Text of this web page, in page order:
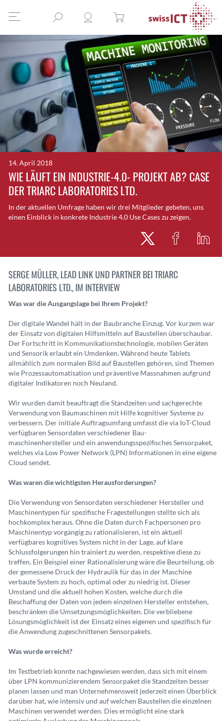
14. April 2018
WIE LÄUFT EIN INDUSTRIE-4.0- PROJEKT AB? CASE
DER TRIARC LABORATORIES LTD.
In der aktuellen Umfrage haben wir drei Mitglieder gebeten, uns
einen Einblick in konkrete Industrie 4.0 Use Cases zu zeigen.
SERGE MÜLLER, LEAD LINK UND PARTNER BEI TRIARC
LABORATORIES LTD., IM INTERVIEW
Was war die Ausgangslage bei Ihrem Projekt?
Der digitale Wandel hält in der Baubranche Einzug. Vor kurzem war
der Einsatz von digitalen Hilfsmitteln auf Baustellen überschaubar.
Der Fortschritt in Kommunikationstechnologie, mobilen Geräten
und Sensorik erlaubt ein Umdenken. Während heute Tablets
allmählich zum normalen Bild auf Baustellen gehören, sind Themen
wie Prozessautomatisation und präventive Massnahmen aufgrund
digitaler Indikatoren noch Neuland.
Wir wurden damit beauftragt die Standzeiten und sachgerechte
Verwendung von Baumaschinen mit Hilfe kognitiver Systeme zu
verbessern. Der initiale Auftragsumfang umfasst die via IoT-Cloud
verfügbaren Sensordaten verschiedener Bau-
maschinenhersteller und ein anwendungsspezifisches Sensorpaket,
welches via Low Power Network (LPN) Informationen in eine eigene
Cloud sendet.
Was waren die wichtigsten Herausforderungen?
Die Verwendung von Sensordaten verschiedener Hersteller und
Maschinentypen für spezifische Fragestellungen stellte sich als
hochkomplex heraus. Ohne die Daten durch Fachpersonen pro
Maschinentyp vorgängig zu rationalisieren, ist ein aktuell
verfügbares kognitives System nicht in der Lage, auf klare
Schlussfolgerungen hin trainiert zu werden, respektive diese zu
treffen. Ein Beispiel einer Rationalisierung wäre die Beurteilung, ob
der gemessene Druck der Hydraulik für das in der Maschine
verbaute System zu hoch, optimal oder zu niedrig ist. Dieser
Umstand und die aktuell hohen Kosten, welche durch die
Beschaffung der Daten von jedem einzelnen Hersteller entstehen,
beschränken die Umsetzungsmöglichkeiten. Die verbliebene
Lösungsmöglichkeit ist der Einsatz eines eigenen und spezifisch für
die Anwendung zugeschnittenen Sensorpakets.
Was wurde erreicht?
Im Testbetrieb konnte nachgewiesen werden, dass sich mit einem
über LPN kommunizierendem Sensorpaket die Standzeiten besser
planen lassen und man Unternehmensweit jederzeit einen Überblick
darüber hat, wie intensiv und auf welchen Baustellen die einzelnen
Maschinen verwendet werden. Dies ermöglicht eine stark